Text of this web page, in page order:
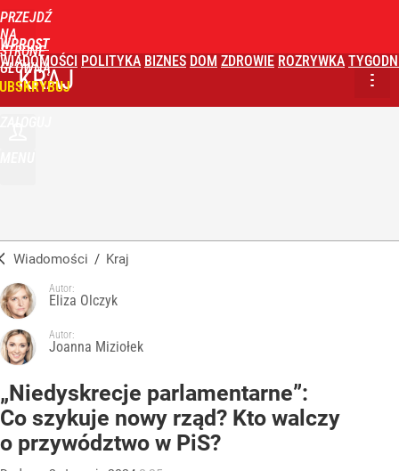
PRZEJDŹ
NA
STRONĘ
GŁÓWNĄ
WPROST
WIADOMOŚCI POLITYKA BIZNES DOM ZDROWIE ROZRYWKA
KRAJ
Wiadomości / Kraj
Autor:
Eliza Olczyk
Autor:
Joanna Miziołek
„Niedyskrecje parlamentarne”:
Co szykuje nowy rząd? Kto walczy
o przywództwo w PiS?